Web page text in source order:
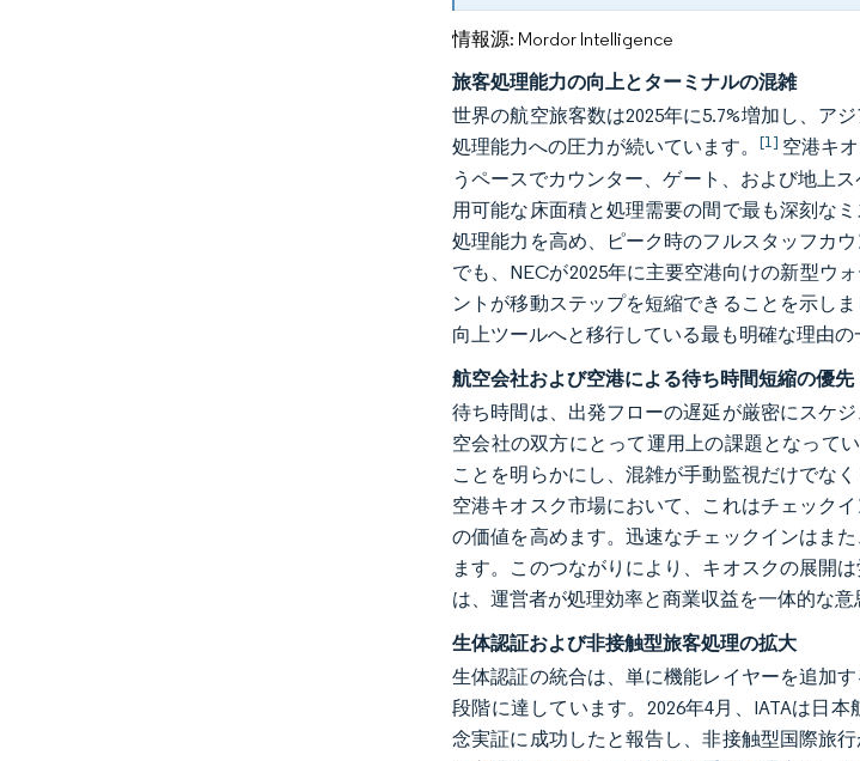
情報源: Mordor Intelligence
旅客処理能力の向上とターミナルの混雑
世界の航空旅客数は2025年に5.7%増加し、ア
処理能力への圧力が続いています。 [1] 空港キ
うペースでカウンター、ゲート、および地上
用可能な床面積と処理需要の間で最も深刻な
処理能力を高め、ピーク時のフルスタッフカ
でも、NECが2025年に主要空港向けの新型ウ
ントが移動ステップを短縮できることを示し
向上ツールへと移行している最も明確な理由の
航空会社および空港による待ち時間短縮の優先
待ち時間は、出発フローの遅延が厳密にスケ
空会社の双方にとって運用上の課題となって
ことを明らかにし、混雑が手動監視だけでな
空港キオスク市場において、これはチェック
の価値を高めます。迅速なチェックインはま
ます。このつながりにより、キオスクの展開
は、運営者が処理効率と商業収益を一体的な
生体認証および非接触型旅客処理の拡大
生体認証の統合は、単に機能レイヤーを追加
段階に達しています。2026年4月、IATAは日
念実証に成功したと報告し、非接触型国際旅